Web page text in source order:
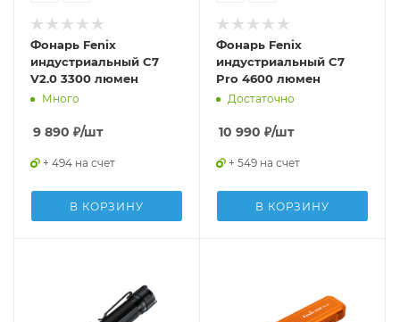
Фонарь Fenix
индустриальный C7
V2.0 3300 люмен
Много
9 890 ₽/шт
+ 494 на счет
В КОРЗИНУ
Фонарь Fenix
индустриальный C7
Pro 4600 люмен
Достаточно
10 990 ₽/шт
+ 549 на счет
В КОРЗИНУ